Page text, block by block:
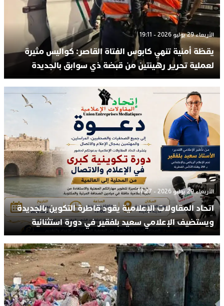
الأربعاء 29 يوليو 2026 - 19:11
يقظة أمنية تنهي كابوس الفتاة القاصر: كواليس مثيرة
لعملية تحرير رهينتين من قبضة ذي سوابق بالجديدة
الأربعاء 29 يوليو 2026 - 17:27
اتحاد المقاولات الإعلامية يقود قاطرة التكوين بالجديدة
ويستضيف الإعلامي سعيد بلفقير في دورة استثنائية